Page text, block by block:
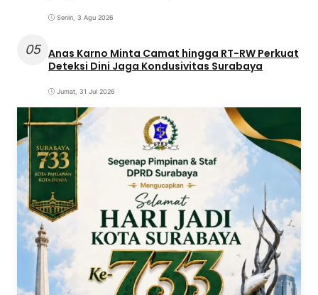
Senin, 3 Agu 2026
05 Anas Karno Minta Camat hingga RT-RW Perkuat
Deteksi Dini Jaga Kondusivitas Surabaya
Jumat, 31 Jul 2026